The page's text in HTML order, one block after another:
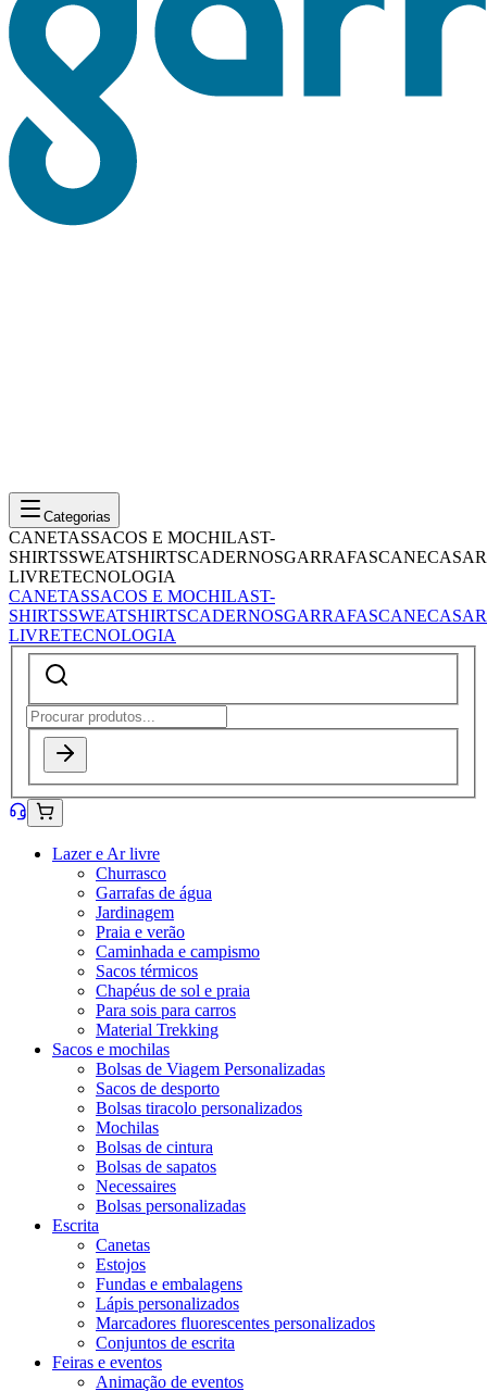
Categorias
CANETASSACOS E MOCHILAST-
SHIRTSSWEATSHIRTSCADERNOSGARRAFASCANECASAR
LIVRETECNOLOGIA
CANETASSACOS E MOCHILAST-
SHIRTSSWEATSHIRTSCADERNOSGARRAFASCANECASAR
LIVRETECNOLOGIA
Lazer e Ar livre
Churrasco
Garrafas de água
Jardinagem
Praia e verão
Caminhada e campismo
Sacos térmicos
Chapéus de sol e praia
Para sois para carros
Material Trekking
Sacos e mochilas
Bolsas de Viagem Personalizadas
Sacos de desporto
Bolsas tiracolo personalizados
Mochilas
Bolsas de cintura
Bolsas de sapatos
Necessaires
Bolsas personalizadas
Escrita
Canetas
Estojos
Fundas e embalagens
Lápis personalizados
Marcadores fluorescentes personalizados
Conjuntos de escrita
Feiras e eventos
Animação de eventos